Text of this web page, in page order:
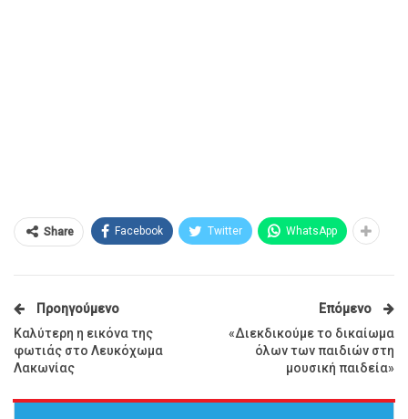
Share Facebook Twitter WhatsApp
Προηγούμενο
Καλύτερη η εικόνα της
φωτιάς στο Λευκόχωμα
Λακωνίας
Επόμενο
«Διεκδικούμε το δικαίωμα
όλων των παιδιών στη
μουσική παιδεία»